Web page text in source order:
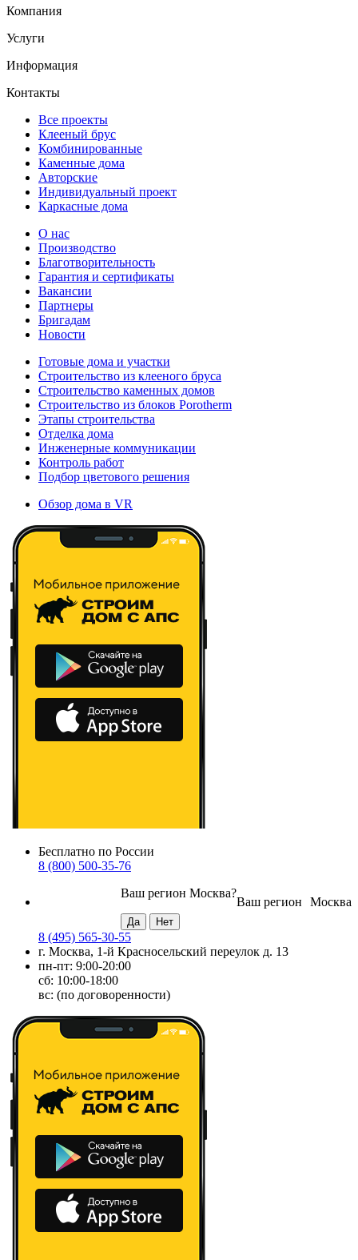
Компания
Услуги
Информация
Контакты
Все проекты
Клееный брус
Комбинированные
Каменные дома
Авторские
Индивидуальный проект
Каркасные дома
О нас
Производство
Благотворительность
Гарантия и сертификаты
Вакансии
Партнеры
Бригадам
Новости
Готовые дома и участки
Строительство из клееного бруса
Строительство каменных домов
Строительство из блоков Porotherm
Этапы строительства
Отделка дома
Инженерные коммуникации
Контроль работ
Подбор цветового решения
Обзор дома в VR
Бесплатно по России
8 (800) 500-35-76
Москва
Ваш регион
Ваш регион Москва?
8 (495) 565-30-55
г. Москва, 1-й Красносельский переулок д. 13
пн-пт: 9:00-20:00
сб: 10:00-18:00
вс: (по договоренности)